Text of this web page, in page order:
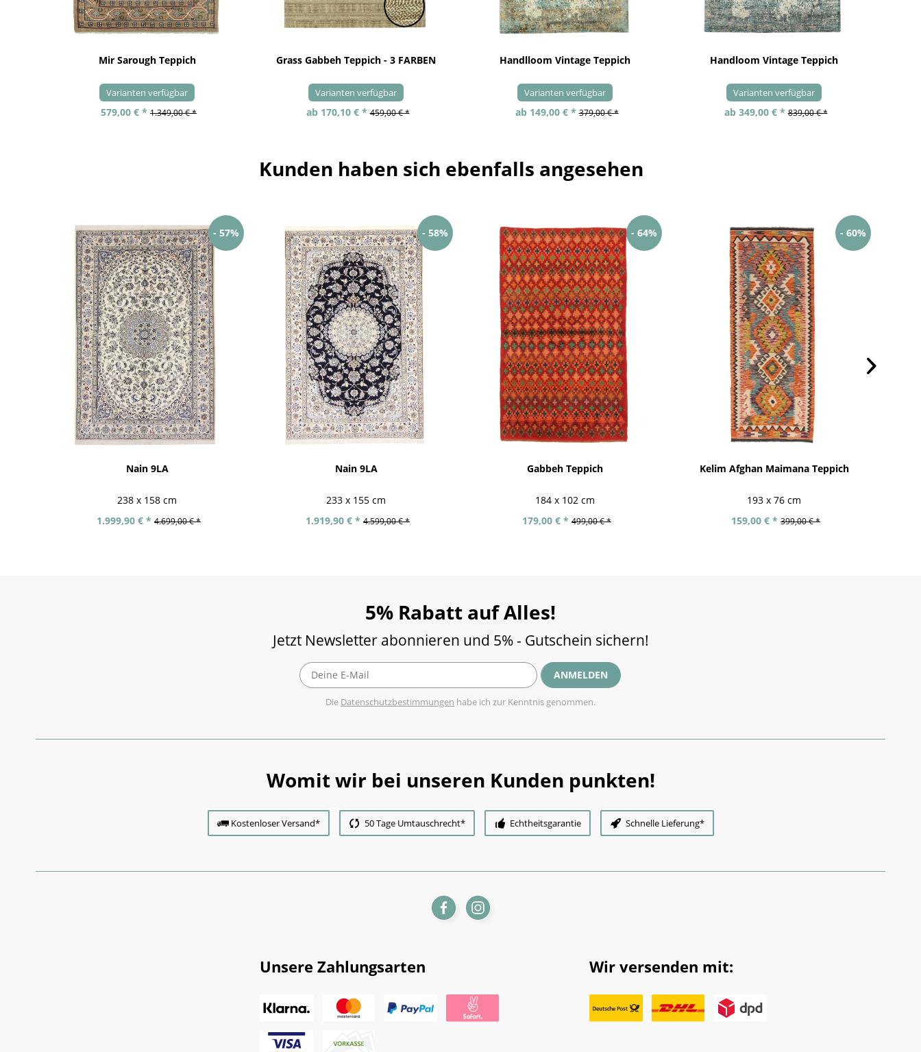
Mir Sarough Teppich
Varianten verfügbar
579,00 € * 1.349,00 € *
Grass Gabbeh Teppich - 3 FARBEN
Varianten verfügbar
ab 170,10 € * 459,00 € *
Handlloom Vintage Teppich
Varianten verfügbar
ab 149,00 € * 379,00 € *
Handloom Vintage Teppich
Varianten verfügbar
ab 349,00 € * 839,00 € *
Kunden haben sich ebenfalls angesehen
- 57%
Nain 9LA
238 x 158 cm
1.999,90 € * 4.699,00 € *
- 58%
Nain 9LA
233 x 155 cm
1.919,90 € * 4.599,00 € *
- 64%
Gabbeh Teppich
184 x 102 cm
179,00 € * 499,00 € *
- 60%
Kelim Afghan Maimana Teppich
193 x 76 cm
159,00 € * 399,00 € *
5% Rabatt auf Alles!
Jetzt Newsletter abonnieren und 5% - Gutschein sichern!
ANMELDEN
Die Datenschutzbestimmungen habe ich zur Kenntnis genommen.
Womit wir bei unseren Kunden punkten!
Kostenloser Versand* 50 Tage Umtauschrecht* Echtheitsgarantie Schnelle Lieferung*
Unsere Zahlungsarten Wir versenden mit: